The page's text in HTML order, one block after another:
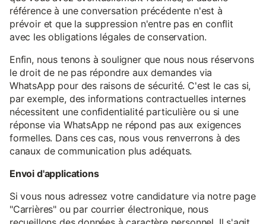
référence à une conversation précédente n'est à
prévoir et que la suppression n'entre pas en conflit
avec les obligations légales de conservation.
Enfin, nous tenons à souligner que nous nous réservons
le droit de ne pas répondre aux demandes via
WhatsApp pour des raisons de sécurité. C'est le cas si,
par exemple, des informations contractuelles internes
nécessitent une confidentialité particulière ou si une
réponse via WhatsApp ne répond pas aux exigences
formelles. Dans ces cas, nous vous renverrons à des
canaux de communication plus adéquats.
Envoi d'applications
Si vous nous adressez votre candidature via notre page
"Carrières" ou par courrier électronique, nous